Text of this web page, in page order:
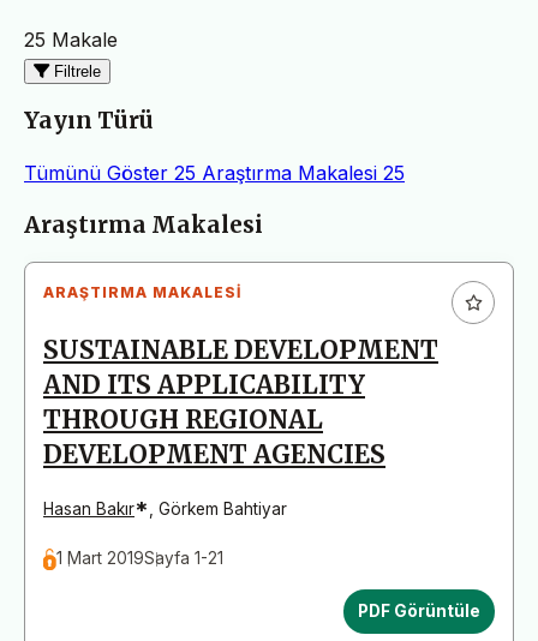
25 Makale
Filtrele
Yayın Türü
Tümünü Göster 25 Araştırma Makalesi 25
Makaleler
Araştırma Makalesi
ARAŞTIRMA MAKALESI
SUSTAINABLE DEVELOPMENT
AND ITS APPLICABILITY
THROUGH REGIONAL
DEVELOPMENT AGENCIES
Hasan Bakır*, Görkem Bahtiyar
1 Mart 2019Sayfa 1-21
PDF Görüntüle